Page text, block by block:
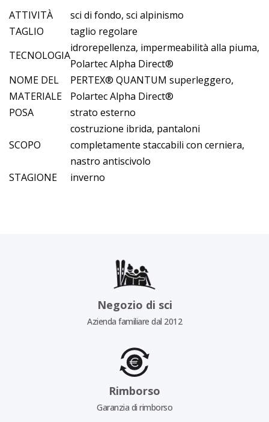
ATTIVITÀ
sci di fondo, sci alpinismo
TAGLIO
taglio regolare
TECNOLOGIA
idrorepellenza, impermeabilità alla piuma,
Polartec Alpha Direct®
NOME DEL
MATERIALE
PERTEX® QUANTUM superleggero,
Polartec Alpha Direct®
POSA
strato esterno
SCOPO
costruzione ibrida, pantaloni
completamente staccabili con cerniera,
nastro antiscivolo
STAGIONE
inverno
Negozio di sci
Azienda familiare dal 2012
Rimborso
Garanzia di rimborso